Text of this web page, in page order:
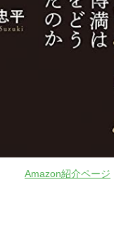
Amazon紹介ページ